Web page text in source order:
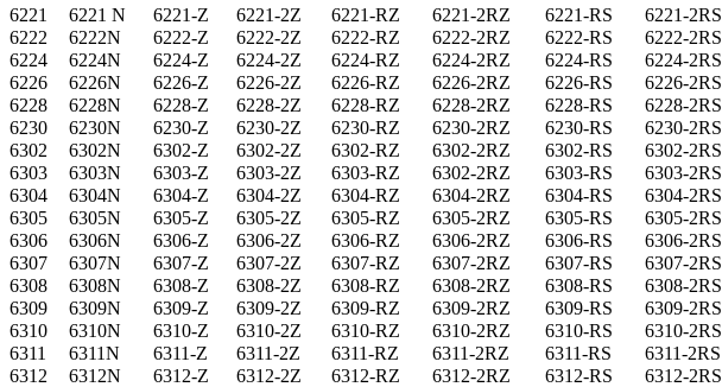
6221
6221 N 6221-Z 6221-2Z 6221-RZ 6221-2RZ 6221-RS 6221-2RS
6222
6222N 6222-Z 6222-2Z 6222-RZ 6222-2RZ 6222-RS 6222-2RS
6224
6224N 6224-Z 6224-2Z 6224-RZ 6224-2RZ 6224-RS 6224-2RS
6226
6226N 6226-Z 6226-2Z 6226-RZ 6226-2RZ 6226-RS 6226-2RS
6228
6228N 6228-Z 6228-2Z 6228-RZ 6228-2RZ 6228-RS 6228-2RS
6230
6230N 6230-Z 6230-2Z 6230-RZ 6230-2RZ 6230-RS 6230-2RS
6302
6302N 6302-Z 6302-2Z 6302-RZ 6302-2RZ 6302-RS 6302-2RS
6303
6303N 6303-Z 6303-2Z 6303-RZ 6302-2RZ 6303-RS 6303-2RS
6304
6304N 6304-Z 6304-2Z 6304-RZ 6304-2RZ 6304-RS 6304-2RS
6305
6305N 6305-Z 6305-2Z 6305-RZ 6305-2RZ 6305-RS 6305-2RS
6306
6306N 6306-Z 6306-2Z 6306-RZ 6306-2RZ 6306-RS 6306-2RS
6307
6307N 6307-Z 6307-2Z 6307-RZ 6307-2RZ 6307-RS 6307-2RS
6308
6308N 6308-Z 6308-2Z 6308-RZ 6308-2RZ 6308-RS 6308-2RS
6309
6309N 6309-Z 6309-2Z 6309-RZ 6309-2RZ 6309-RS 6309-2RS
6310
6310N 6310-Z 6310-2Z 6310-RZ 6310-2RZ 6310-RS 6310-2RS
6311
6311N 6311-Z 6311-2Z 6311-RZ 6311-2RZ 6311-RS 6311-2RS
6312
6312N 6312-Z 6312-2Z 6312-RZ 6312-2RZ 6312-RS 6312-2RS